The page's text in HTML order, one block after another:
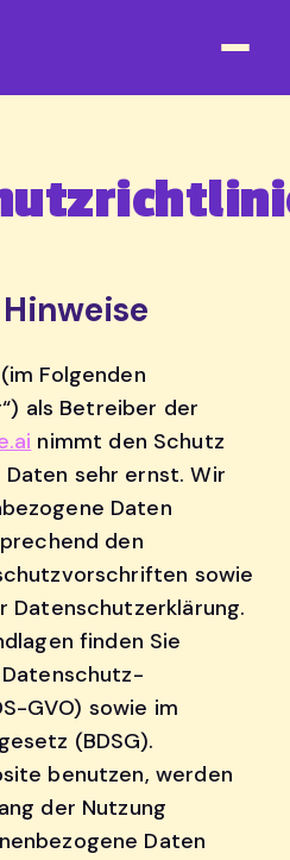
Folgenden
als Betreiber der
nimmt den Schutz
sehr ernst. Wir
Daten
den
sowie
Datenschutzerklärung.
finden Sie
GVO) sowie im
(BDSG).
benutzen, werden
der Nutzung
Daten